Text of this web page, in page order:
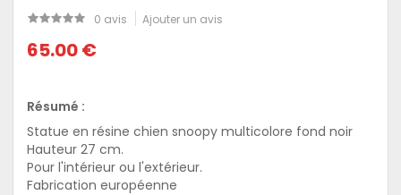
0 avis Ajouter un avis
65.00 €
Résumé :
Statue en résine chien snoopy multicolore fond noir
Hauteur 27 cm.
Pour l'intérieur ou l'extérieur.
Fabrication européenne